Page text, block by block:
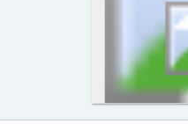
Aluminiumschilder
Aluminiumverbund-